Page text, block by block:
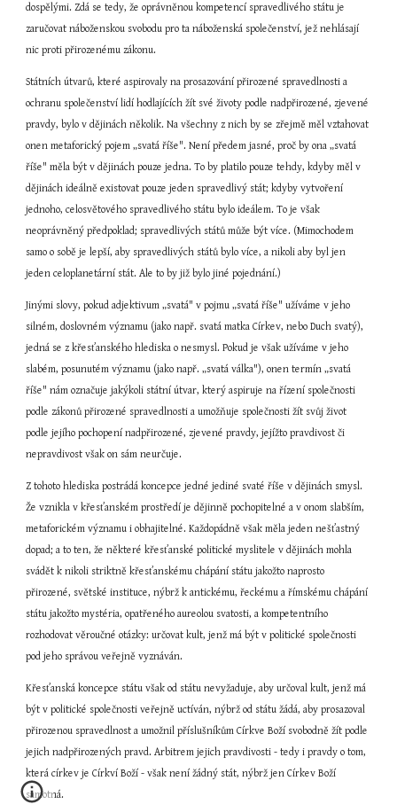
dospělými. Zdá se tedy, že oprávněnou kompetencí spravedlivého státu je
zaručovat náboženskou svobodu pro ta náboženská společenství, jež nehlásají
nic proti přirozenému zákonu.
Státních útvarů, které aspirovaly na prosazování přirozené spravedlnosti a
ochranu společenství lidí hodlajících žít své životy podle nadpřirozené, zjevené
pravdy, bylo v dějinách několik. Na všechny z nich by se zřejmě měl vztahovat
onen metaforický pojem „svatá říše". Není předem jasné, proč by ona „svatá
říše" měla být v dějinách pouze jedna. To by platilo pouze tehdy, kdyby měl v
dějinách ideálně existovat pouze jeden spravedlivý stát; kdyby vytvoření
jednoho, celosvětového spravedlivého státu bylo ideálem. To je však
neoprávněný předpoklad; spravedlivých států může být více. (Mimochodem
samo o sobě je lepší, aby spravedlivých států bylo více, a nikoli aby byl jen
jeden celoplanetární stát. Ale to by již bylo jiné pojednání.)
Jinými slovy, pokud adjektivum „svatá" v pojmu „svatá říše" užíváme v jeho
silném, doslovném významu (jako např. svatá matka Církev, nebo Duch svatý),
jedná se z křesťanského hlediska o nesmysl. Pokud je však užíváme v jeho
slabém, posunutém významu (jako např. „svatá válka"), onen termín „svatá
říše" nám označuje jakýkoli státní útvar, který aspiruje na řízení společnosti
podle zákonů přirozené spravedlnosti a umožňuje společnosti žít svůj život
podle jejího pochopení nadpřirozené, zjevené pravdy, jejížto pravdivost či
nepravdivost však on sám neurčuje.
Z tohoto hlediska postrádá koncepce jedné jediné svaté říše v dějinách smysl.
Že vznikla v křesťanském prostředí je dějinně pochopitelné a v onom slabším,
metaforickém významu i obhajitelné. Každopádně však měla jeden nešťastný
dopad; a to ten, že některé křesťanské politické myslitele v dějinách mohla
svádět k nikoli striktně křesťanskému chápání státu jakožto naprosto
přirozené, světské instituce, nýbrž k antickému, řeckému a římskému chápání
státu jakožto mystéria, opatřeného aureolou svatosti, a kompetentního
rozhodovat věroučné otázky: určovat kult, jenž má být v politické společnosti
pod jeho správou veřejně vyznáván.
Křesťanská koncepce státu však od státu nevyžaduje, aby určoval kult, jenž má
být v politické společnosti veřejně uctíván, nýbrž od státu žádá, aby prosazoval
přirozenou spravedlnost a umožnil příslušníkům Církve Boží svobodně žít podle
jejich nadpřirozených pravd. Arbitrem jejich pravdivosti - tedy i pravdy o tom,
která církev je Církví Boží - však není žádný stát, nýbrž jen Církev Boží
samotná.